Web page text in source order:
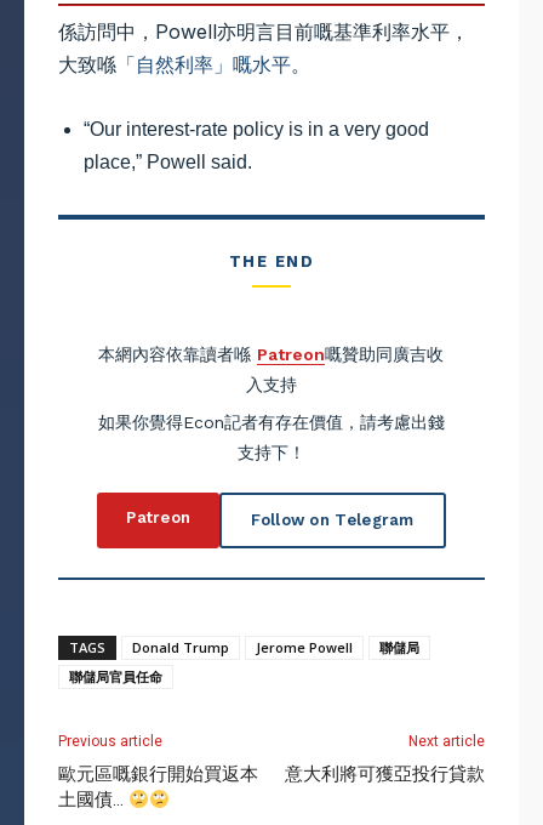
係訪問中，Powell亦明言目前嘅基準利率水平，
大致喺 「自然利率」嘅水平。
“Our interest-rate policy is in a very good
place,” Powell said.
THE END
本網內容依靠讀者喺 Patreon嘅贊助同廣吉收
入支持
如果你覺得Econ記者有存在價值，請考慮出錢
支持下！
Patreon Follow on Telegram
TAGS Donald Trump Jerome Powell
聯儲局
聯儲局官員任命
Previous article
歐元區嘅銀行開始買返本
土國債…
Next article
意大利將可獲亞投行貸款